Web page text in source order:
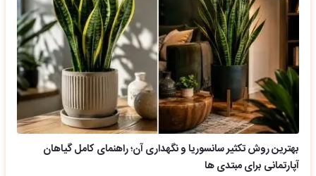
بهترین روش تکثیر سانسوریا و نگهداری آن؛ راهنمای کامل گیاهان
آپارتمانی برای مبتدی ها